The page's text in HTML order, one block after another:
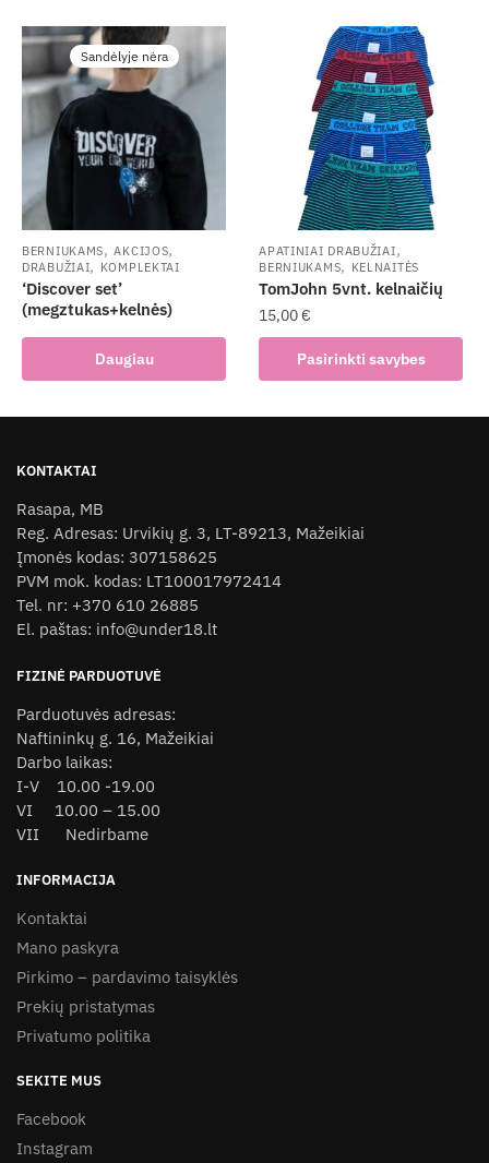
multiple
variants.
The
options
may
chosen
on
the
product
page
chosen
product
page
Sandėlyje nėra
BERNIUKAMS,AKCIJOS,
DRABUŽIAI, KOMPLEKTAI
‘Discover set’
(megztukas+kelnės)
Daugiau
APATINIAI DRABUŽIAI,
BERNIUKAMS, KELNAITĖS
TomJohn 5vnt. kelnaičių
15,00€
Pasirinkti savybes
product
may
chosen
KONTAKTAI
Rasapa, MB
Reg. Adresas: Urvikių g. 3, LT-89213, Mažeikiai
Įmonės kodas: 307158625
PVM mok. kodas: LT100017972414
Tel. nr: +370 610 26885
El. paštas: info@under18.lt
FIZINĖ PARDUOTUVĖ
Parduotuvės adresas:
Naftininkų g. 16, Mažeikiai
Darbo laikas:
I-V 10.00 -19.00
VI 10.00 – 15.00
VII Nedirbame
INFORMACIJA
Kontaktai
Mano paskyra
Pirkimo – pardavimo taisyklės
Prekių pristatymas
Privatumo politika
SEKITE MUS
Facebook
Instagram